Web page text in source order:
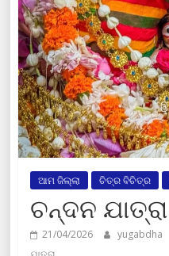
ଆମ ଜିଲ୍ଲା ଚିତ୍ର ବିଚିତ୍ର
ଚନ୍ଦନ ଯାତ୍ରା
21/04/2026 yugabdha